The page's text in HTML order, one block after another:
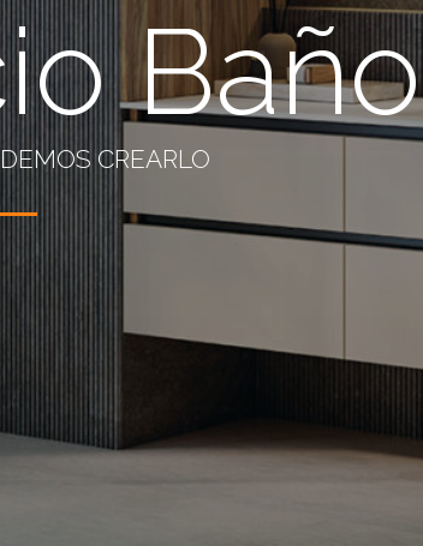
Baño
CREARLO